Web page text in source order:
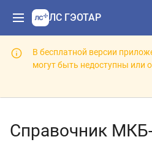
ЛС ГЭОТАР
В бесплатной версии
могут быть недоступны или
Справочник